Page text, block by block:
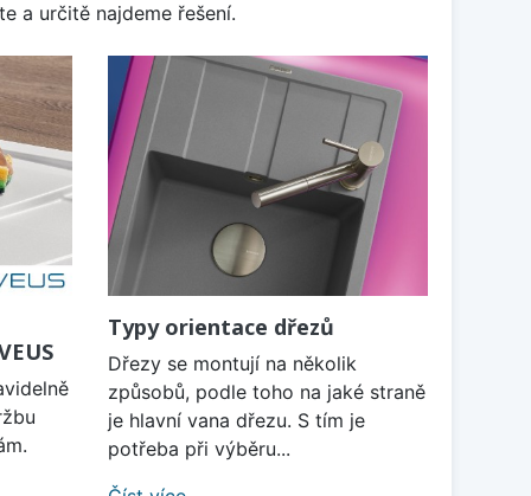
a určitě najdeme řešení.
Typy orientace dřezů
Dřezy se montují na několik
způsobů, podle toho na jaké straně
je hlavní vana dřezu. S tím je
potřeba při výběru...